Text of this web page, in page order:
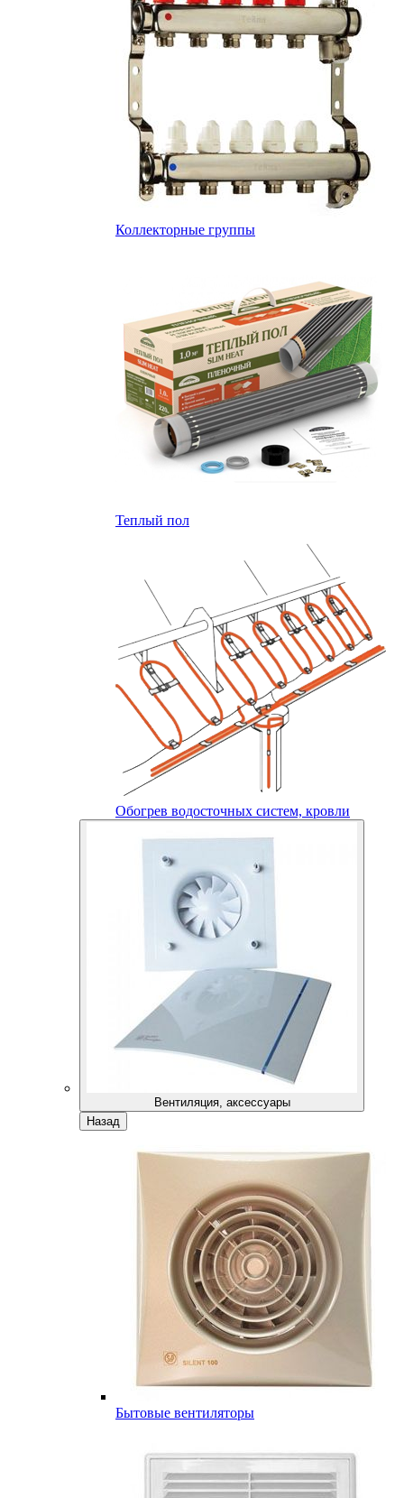
Коллекторные группы
Теплый пол
Обогрев водосточных систем, кровли
Вентиляция, аксессуары
Назад
Бытовые вентиляторы